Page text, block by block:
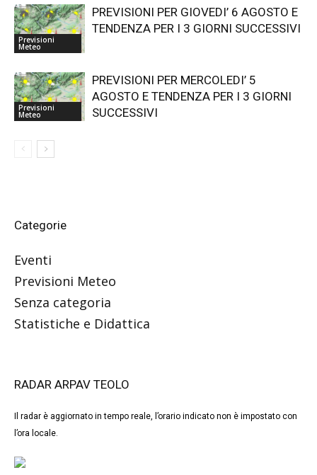
Previsioni
Meteo
PREVISIONI PER GIOVEDI’ 6 AGOSTO E
TENDENZA PER I 3 GIORNI SUCCESSIVI
Previsioni
Meteo
PREVISIONI PER MERCOLEDI’ 5
AGOSTO E TENDENZA PER I 3 GIORNI
SUCCESSIVI
Categorie
Eventi
Previsioni Meteo
Senza categoria
Statistiche e Didattica
RADAR ARPAV TEOLO
Il radar è aggiornato in tempo reale, l’orario indicato non è impostato con
l’ora locale.